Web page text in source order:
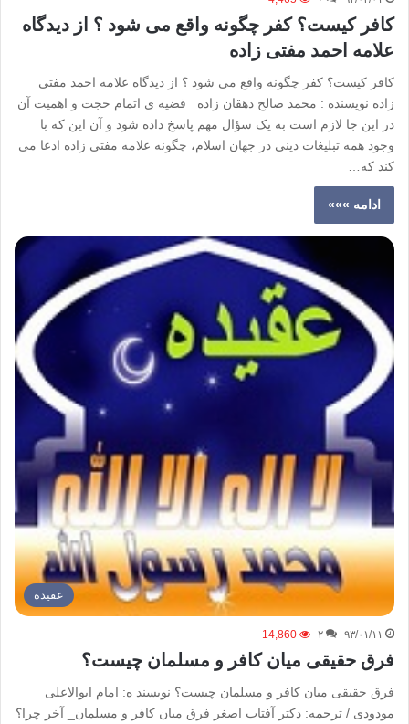
کافر کیست؟ کفر چگونه واقع می شود ؟ از دیدگاه
علامه احمد مفتی زاده
کافر کیست؟ کفر چگونه واقع می شود ؟ از دیدگاه علامه احمد مفتی
زاده نویسنده : محمد صالح دهقان زاده قضیه ی اتمام حجت و اهمیت آن
در این جا لازم است به یک سؤال مهم پاسخ داده شود و آن این که با
وجود همه تبلیغات دینی در جهان اسلام، چگونه علامه مفتی زاده ادعا می
کند که…
ادامه »»»
عقیده
۹۳/۰۱/۱۱ ۲ 14,860
فرق حقیقی میان کافر و مسلمان چیست؟
فرق حقیقی میان کافر و مسلمان چیست؟ نویسند ه: امام ابوالاعلی
مودودی / ترجمه: دکتر آفتاب اصغر فرق میان کافر و مسلمان_ آخر چرا؟